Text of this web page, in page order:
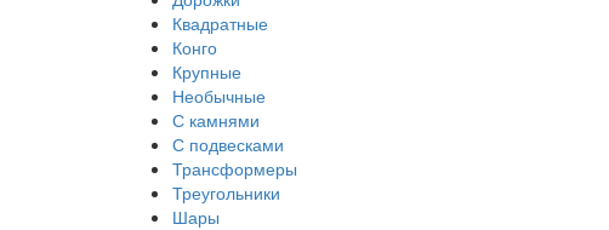
Квадратные
Конго
Крупные
Необычные
С камнями
С подвесками
Трансформеры
Треугольники
Шары